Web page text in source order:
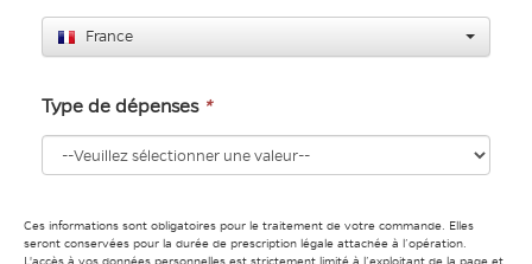
France
Type de dépenses *
Ces informations sont obligatoires pour le traitement de votre commande. Elles
seront conservées pour la durée de prescription légale attachée à l’opération.